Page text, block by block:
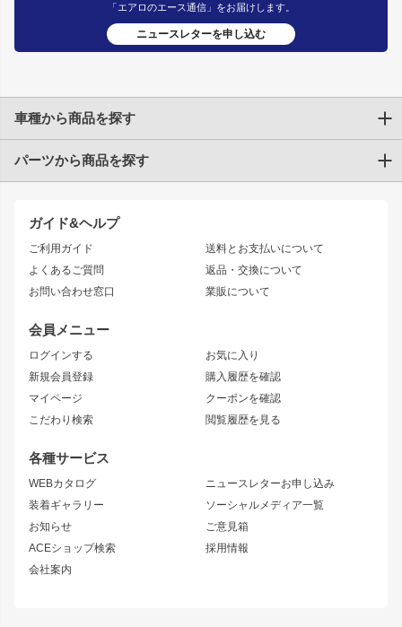
「エアロのエース通信」をお届けします。
ニュースレターを申し込む
ガイド&ヘルプ
ご利用ガイド
よくあるご質問
お問い合わせ窓口
送料とお支払いについて
返品・交換について
業販について
会員メニュー
ログインする
新規会員登録
マイページ
こだわり検索
お気に入り
購入履歴を確認
クーポンを確認
閲覧履歴を見る
各種サービス
WEBカタログ
装着ギャラリー
お知らせ
ACEショップ検索
会社案内
ニュースレターお申し込み
ソーシャルメディア一覧
ご意見箱
採用情報
車種から商品を探す
トヨタ
JZX90 CHASER
JZX110 MARK II
JZX100 MARK II
JZX90 MARK II
トレノ
マークX
アリスト
ソアラ
アルテッツァ
ニッサン
S15 シルビア
S14 シルビア 後期
S13 シルビア
180SX
シルエイティ
ワンビア
ローレル
セフィーロ
キャラバン
スズキ
パーツから商品を探す
エアロシリーズ
ドリフトライン
風神
雷神
レーシングライン
アタックライン
ストリームライン
リアウイング
ジムニーパーツ
ホイール
MUD-S7
MUD-SR7
まつど家 鉄漢